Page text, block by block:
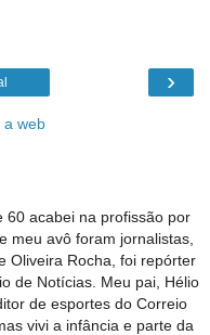
›
a web
60 acabei na profissão por
meu avô foram jornalistas,
Oliveira Rocha, foi repórter
de Notícias. Meu pai, Hélio
de esportes do Correio
vivi a infância e parte da